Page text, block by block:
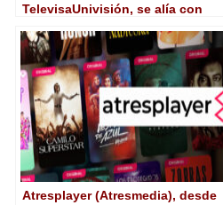
TelevisaUnivisión, se alía con
España
Atresplayer (Atresmedia), desde